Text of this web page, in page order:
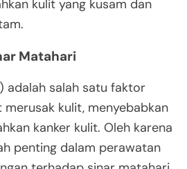
kulit yang kusam dan
Matahari
adalah salah satu faktor
kulit, menyebabkan
kanker kulit. Oleh karena
penting dalam perawatan